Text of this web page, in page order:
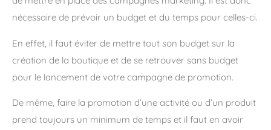
nécessaire de prévoir un budget et du temps pour celles-ci.
En effet, il faut éviter de mettre tout son budget sur la
création de la boutique et de se retrouver sans budget
pour le lancement de votre campagne de promotion.
De même, faire la promotion d’une activité ou d’un produit
prend toujours un minimum de temps et il faut en avoir